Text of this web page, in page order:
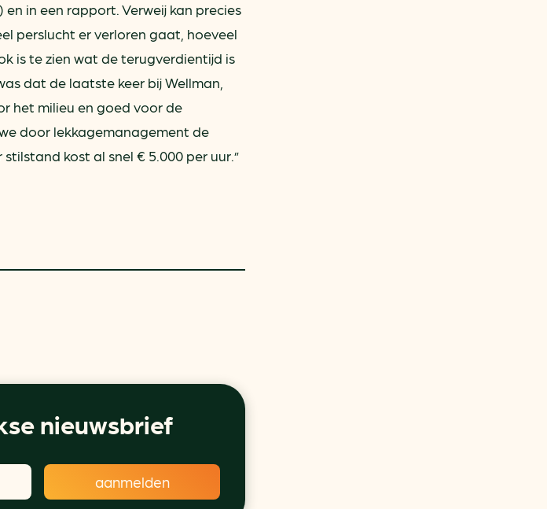
in een rapport. Verweij kan precies
perslucht er verloren gaat, hoeveel
is te zien wat de terugverdientijd is
dat de laatste keer bij Wellman,
het milieu en goed voor de
door lekkagemanagement de
kost al snel € 5.000 per uur.”
nieuwsbrief